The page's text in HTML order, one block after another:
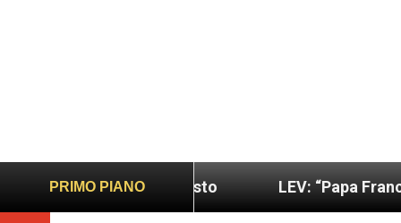
PRIMO PIANO
e giusto LEV: “Papa Francesco. Un